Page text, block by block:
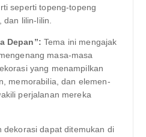
seperti topeng-topeng
dan lilin-lilin.
Depan”: Tema ini mengajak
masa-masa
yang menampilkan
memorabilia, dan elemen-
perjalanan mereka
dekorasi dapat ditemukan di